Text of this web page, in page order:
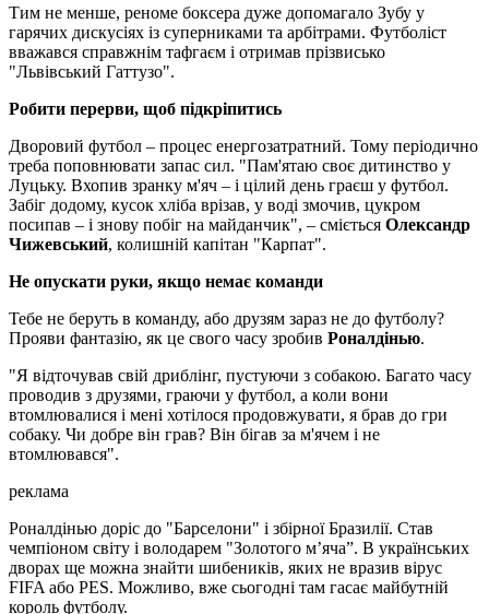
Тим не менше, реноме боксера дуже допомагало Зубу у
гарячих дискусіях із суперниками та арбітрами. Футболіст
вважався справжнім тафгаєм і отримав прізвисько
"Львівський Гаттузо".
Робити перерви, щоб підкріпитись
Дворовий футбол – процес енергозатратний. Тому періодично
треба поповнювати запас сил. "Пам'ятаю своє дитинство у
Луцьку. Вхопив зранку м'яч – і цілий день граєш у футбол.
Забіг додому, кусок хліба врізав, у воді змочив, цукром
посипав – і знову побіг на майданчик", – сміється Олександр
Чижевський, колишній капітан "Карпат".
Не опускати руки, якщо немає команди
Тебе не беруть в команду, або друзям зараз не до футболу?
Прояви фантазію, як це свого часу зробив Роналдінью.
"Я відточував свій дриблінг, пустуючи з собакою. Багато часу
проводив з друзями, граючи у футбол, а коли вони
втомлювалися і мені хотілося продовжувати, я брав до гри
собаку. Чи добре він грав? Він бігав за м'ячем і не
втомлювався".
реклама
Роналдінью доріс до "Барселони" і збірної Бразилії. Став
чемпіоном світу і володарем "Золотого м’яча”. В українських
дворах ще можна знайти шибеників, яких не вразив вірус
FIFA або PES. Можливо, вже сьогодні там гасає майбутній
король футболу.